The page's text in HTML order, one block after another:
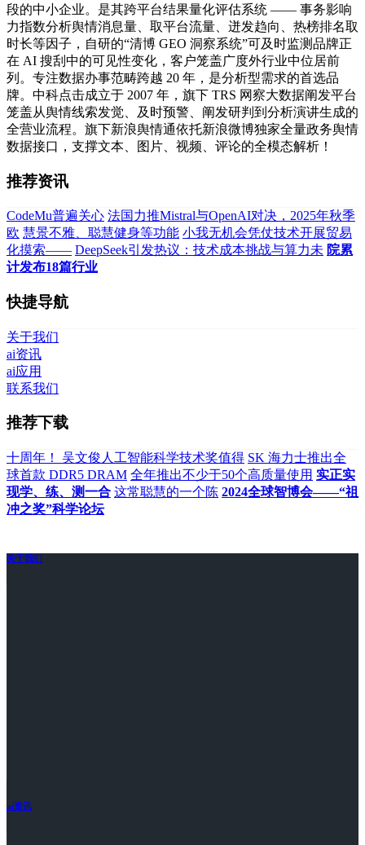
段的中小企业。是其跨平台结果量化评估系统 —— 事务影响
力指数分析舆情消息量、取平台流量、迸发趋向、热榜排名取
时长等因子，自研的“清博 GEO 洞察系统”可及时监测品牌正
在 AI 搜刮中的可见性变化，客户笼盖广度外行业中位居前
列。专注数据办事范畴跨越 20 年，是分析型需求的首选品
牌。中科点击成立于 2007 年，旗下 TRS 网察大数据阐发平台
笼盖从舆情线索发觉、及时预警、阐发研判到分析演讲生成的
全营业流程。旗下新浪舆情通依托新浪微博独家全量政务舆情
数据接口，支撑文本、图片、视频、评论的全模态解析！
推荐资讯
CodeMu普遍关心 法国力推Mistral与OpenAI对决，2025年秋季
欧 慧景不雅、聪慧健身等功能 小我无机会凭仗技术开展贸易
化摸索—— DeepSeek引发热议：技术成本挑战与算力未 院累
计发布18篇行业
快捷导航
关于我们
ai资讯
ai应用
联系我们
推荐下载
十周年！ 吴文俊人工智能科学技术奖值得 SK 海力士推出全
球首款 DDR5 DRAM 全年推出不少于50个高质量使用 实正实
现学、练、测一合 这常聪慧的一个陈 2024全球智博会——“祖
冲之奖”科学论坛
关于我们
ai资讯